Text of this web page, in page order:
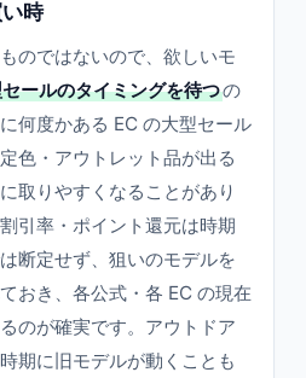
時
のではないので、欲しいモ
ールのタイミングを待つの
何度かある EC の大型セール
色・アウトレット品が出る
取りやすくなることがあり
引率・ポイント還元は時期
断定せず、狙いのモデルを
おき、各公式・各 EC の現在
のが確実です。アウトドア
期に旧モデルが動くことも